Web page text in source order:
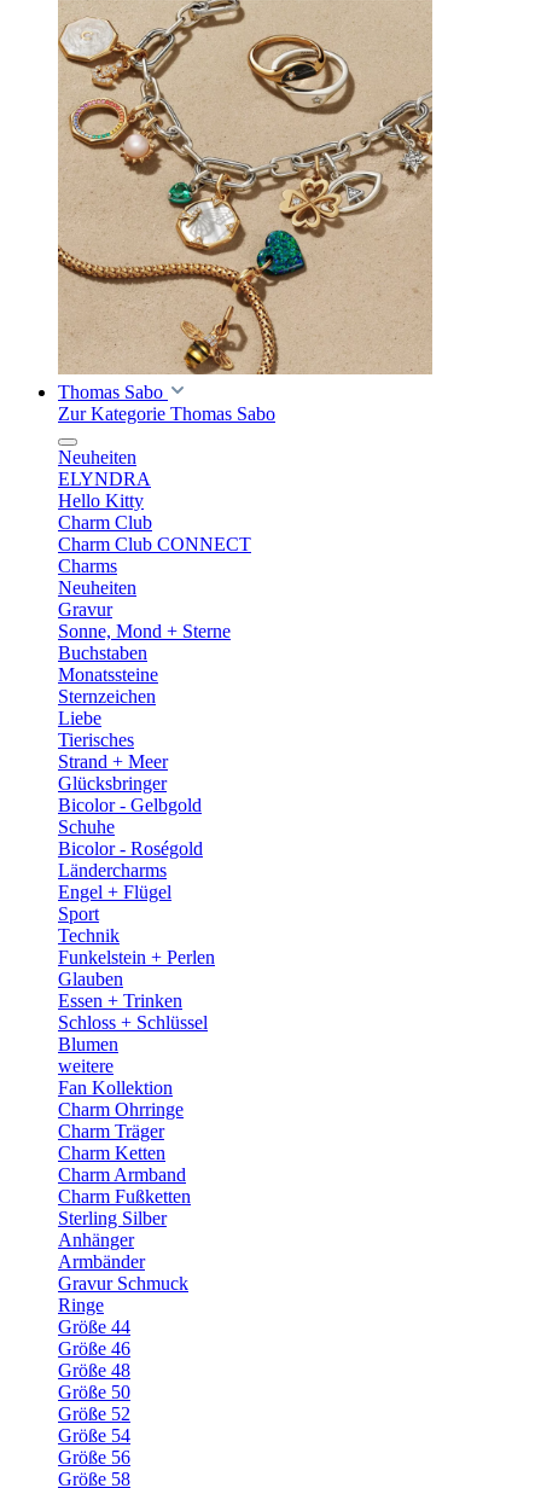
Thomas Sabo
Zur Kategorie Thomas Sabo
Neuheiten
ELYNDRA
Hello Kitty
Charm Club
Charm Club CONNECT
Charms
Neuheiten
Gravur
Sonne, Mond + Sterne
Buchstaben
Monatssteine
Sternzeichen
Liebe
Tierisches
Strand + Meer
Glücksbringer
Bicolor - Gelbgold
Schuhe
Bicolor - Roségold
Ländercharms
Engel + Flügel
Sport
Technik
Funkelstein + Perlen
Glauben
Essen + Trinken
Schloss + Schlüssel
Blumen
weitere
Fan Kollektion
Charm Ohrringe
Charm Träger
Charm Ketten
Charm Armband
Charm Fußketten
Sterling Silber
Anhänger
Armbänder
Gravur Schmuck
Ringe
Größe 44
Größe 46
Größe 48
Größe 50
Größe 52
Größe 54
Größe 56
Größe 58